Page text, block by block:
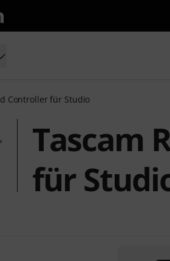
Controller für Studio
Tascam
für